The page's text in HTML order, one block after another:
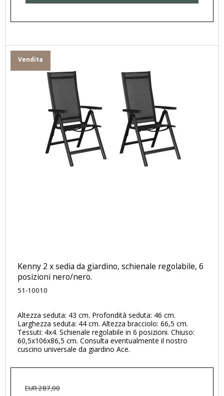
Vendita
Kenny 2 x sedia da giardino, schienale regolabile, 6
posizioni nero/nero.
51-10010
Altezza seduta: 43 cm. Profondità seduta: 46 cm.
Larghezza seduta: 44 cm. Altezza bracciolo: 66,5 cm.
Tessuti: 4x4. Schienale regolabile in 6 posizioni. Chiuso:
60,5x106x86,5 cm. Consulta eventualmente il nostro
cuscino universale da giardino Ace.
EUR 287,00